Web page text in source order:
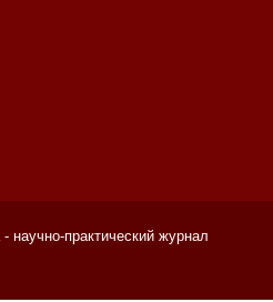
- научно-практический журнал